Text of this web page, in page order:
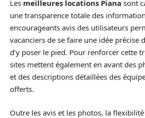
Les meilleures locations Piana sont
une transparence totale des
encourageants avis des utilisateurs
vacanciers de se faire une idée précise
d’y poser le pied. Pour renforcer cette
sites mettent également en avant des
et des descriptions détaillées des
offerts.
Outre les avis et les photos, la